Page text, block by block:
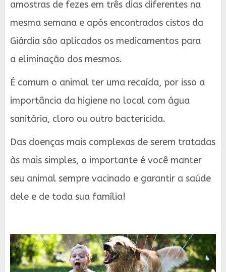
amostras de fezes em três dias diferentes na
mesma semana e após encontrados cistos da
Giárdia são aplicados os medicamentos para
a eliminação dos mesmos.
É comum o animal ter uma recaída, por isso a
importância da higiene no local com água
sanitária, cloro ou outro bactericida.
Das doenças mais complexas de serem tratadas
às mais simples, o importante é você manter
seu animal sempre vacinado e garantir a saúde
dele e de toda sua família!